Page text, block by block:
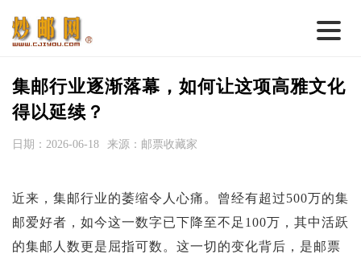
首 页
钱币行情
热点话题
集邮行业逐渐落幕，如何让这项高雅文化
得以延续？
日期：2026-06-18 来源：邮票收藏家
近来，集邮行业的萎缩令人心痛。曾经有超过500万的集
邮爱好者，如今这一数字已下降至不足100万，其中活跃
的集邮人数更是屈指可数。这一切的变化背后，是邮票